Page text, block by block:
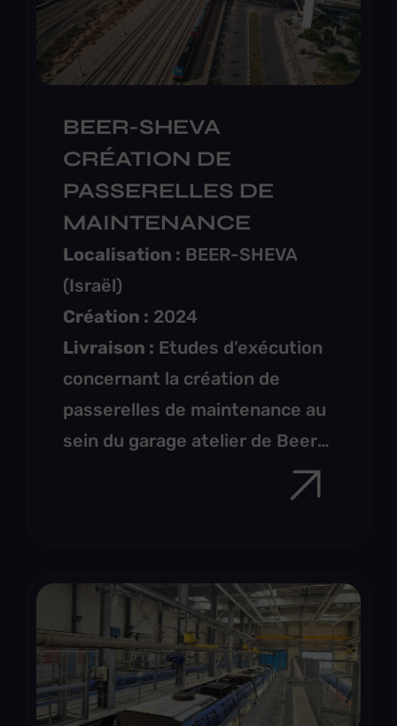
BEER-SHEVA
CRÉATION DE
PASSERELLES DE
MAINTENANCE
Localisation : BEER-SHEVA
(Israël)
Création : 2024
Livraison : Etudes d’exécution
concernant la création de
passerelles de maintenance au
sein du garage atelier de Beer-